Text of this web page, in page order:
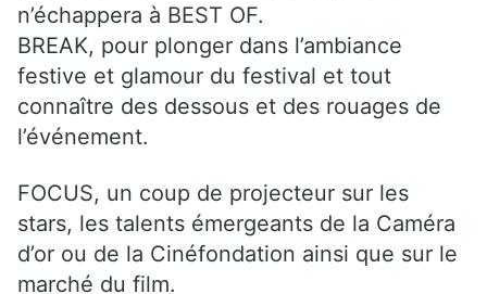
n’échappera à BEST OF.
BREAK, pour plonger dans l’ambiance
festive et glamour du festival et tout
connaître des dessous et des rouages de
l’événement.
FOCUS, un coup de projecteur sur les
stars, les talents émergeants de la Caméra
d’or ou de la Cinéfondation ainsi que sur le
marché du film.